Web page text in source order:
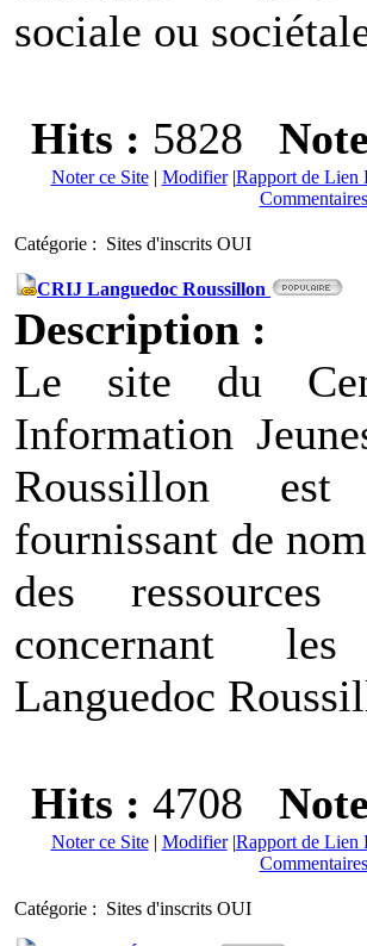
sociale ou
Hits : 5828
Noter ce Site| Modifier|Rapport de Lien
Catégorie : Sites d'inscrits OUI
CRIJ Languedoc Roussillon
Description :
Le site du
Information
Roussillon
fournissant de
des
concernant
Languedoc
Hits : 4708
Noter ce Site| Modifier|Rapport de Lien
Catégorie : Sites d'inscrits OUI